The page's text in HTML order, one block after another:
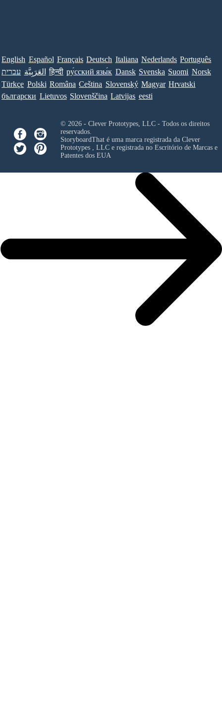
English Español Français Deutsch Italiana Nederlands Português
עברית العَرَبِيَّة हिन्दी ру́сский язы́к Dansk Svenska Suomi Norsk
Türkçe Polski Româna Ceština Slovenský Magyar Hrvatski
български Lietuvos Slovenščina Latvijas eesti
© 2026 - Clever Prototypes, LLC - Todos os direitos
reservados.
StoryboardThat é uma marca registrada da Clever
Prototypes , LLCe registrada no Escritório de Marcas e
Patentes dos EUA